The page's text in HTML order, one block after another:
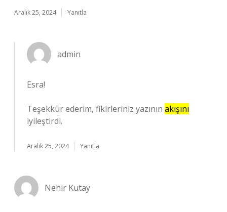
Aralık 25, 2024 Yanıtla
admin
Esra!
Teşekkür ederim, fikirleriniz yazının akışını
iyileştirdi.
Aralık 25, 2024 Yanıtla
Nehir Kutay